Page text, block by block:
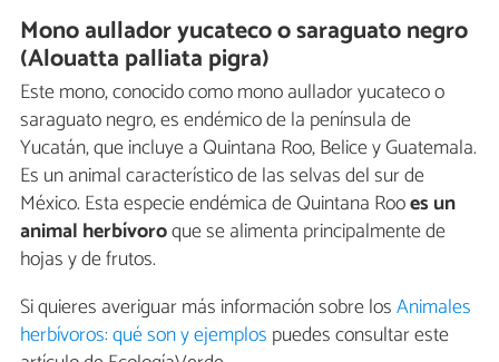
Mono aullador yucateco o saraguato negro
(Alouatta palliata pigra)
Este mono, conocido como mono aullador yucateco o
saraguato negro, es endémico de la península de
Yucatán, que incluye a Quintana Roo, Belice y Guatemala.
Es un animal característico de las selvas del sur de
México. Esta especie endémica de Quintana Rooes un
animal herbívoroque se alimenta principalmente de
hojas y de frutos.
Si quieres averiguar más información sobre losAnimales
herbívoros: qué son y ejemplos puedes consultar este